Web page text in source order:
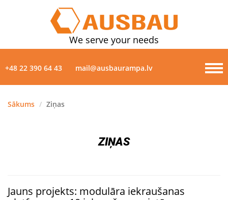
We serve your needs
+48 22 390 64 43 mail@ausbaurampa.lv
GALERIJA
Sākums / Ziņas
ZIŅAS
Jauns projekts: modulāra iekraušanas